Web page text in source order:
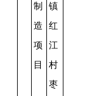
制
造
项
目
镇
红
江
村
枣